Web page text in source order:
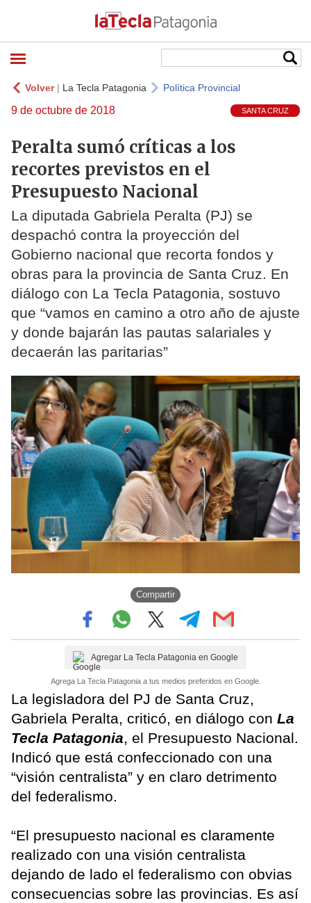
Volver| La Tecla Patagonia Política Provincial
9 de octubre de 2018 SANTA CRUZ
Peralta sumó críticas a los
recortes previstos en el
Presupuesto Nacional
La diputada Gabriela Peralta (PJ) se
despachó contra la proyección del
Gobierno nacional que recorta fondos y
obras para la provincia de Santa Cruz. En
diálogo con La Tecla Patagonia, sostuvo
que “vamos en camino a otro año de ajuste
y donde bajarán las pautas salariales y
decaerán las paritarias”
Compartir
Agregar La Tecla Patagonia en Google
Agrega La Tecla Patagonia a tus medios preferidos en Google.
La legisladora del PJ de Santa Cruz,
Gabriela Peralta, criticó, en diálogo con La
Tecla Patagonia, el Presupuesto Nacional.
Indicó que está confeccionado con una
“visión centralista” y en claro detrimento
del federalismo.
“El presupuesto nacional es claramente
realizado con una visión centralista
dejando de lado el federalismo con obvias
consecuencias sobre las provincias. Es así